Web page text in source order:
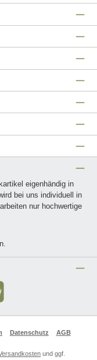
eigenhändig in
bei uns individuell in
nur hochwertige
Datenschutz AGB
und ggf.